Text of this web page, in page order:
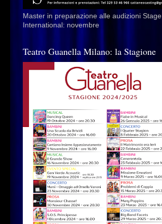
Master in preparazione alle audizioni Stage
International: novembre
Teatro Guanella Milano: la Stagione